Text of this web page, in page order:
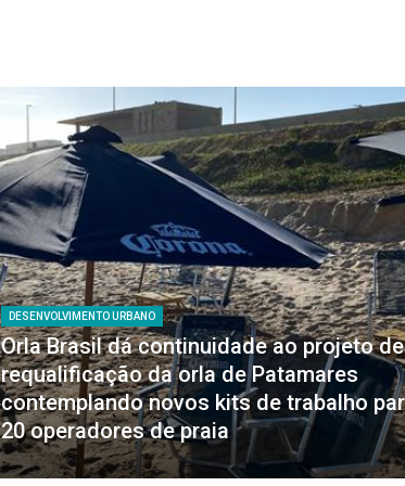
DESENVOLVIMENTO URBANO
Orla Brasil dá continuidade ao projeto de
requalificação da orla de Patamares
contemplando novos kits de trabalho
20 operadores de praia